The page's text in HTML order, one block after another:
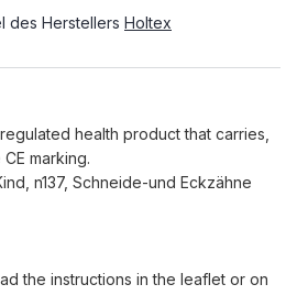
des Herstellers Holtex
health product that carries,
marking.
n137, Schneide-und Eckzähne
the instructions in the leaflet or on